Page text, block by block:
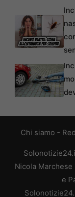
Chi siamo -
Nicola Marchese
e